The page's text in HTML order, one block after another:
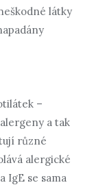
látky
–
a tak
různé
alergické
IgE se sama